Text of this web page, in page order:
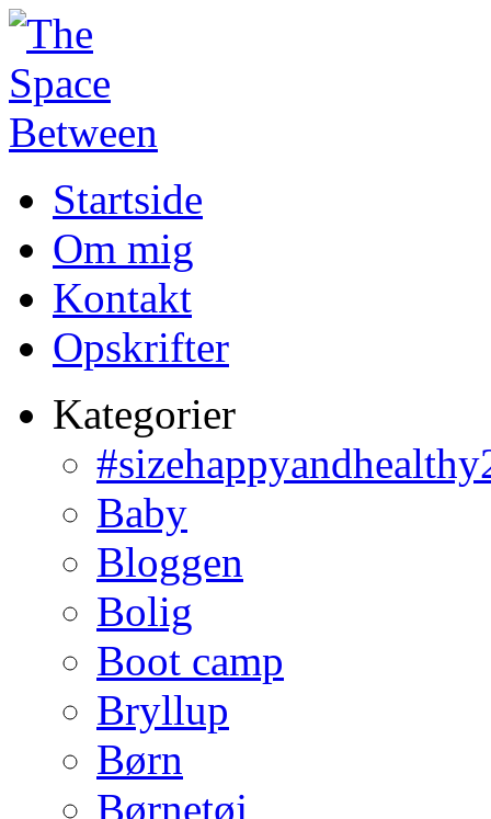
Startside
Om mig
Kontakt
Opskrifter
Kategorier
Baby
Bloggen
Bolig
Boot camp
Bryllup
Børn
Børnetøj